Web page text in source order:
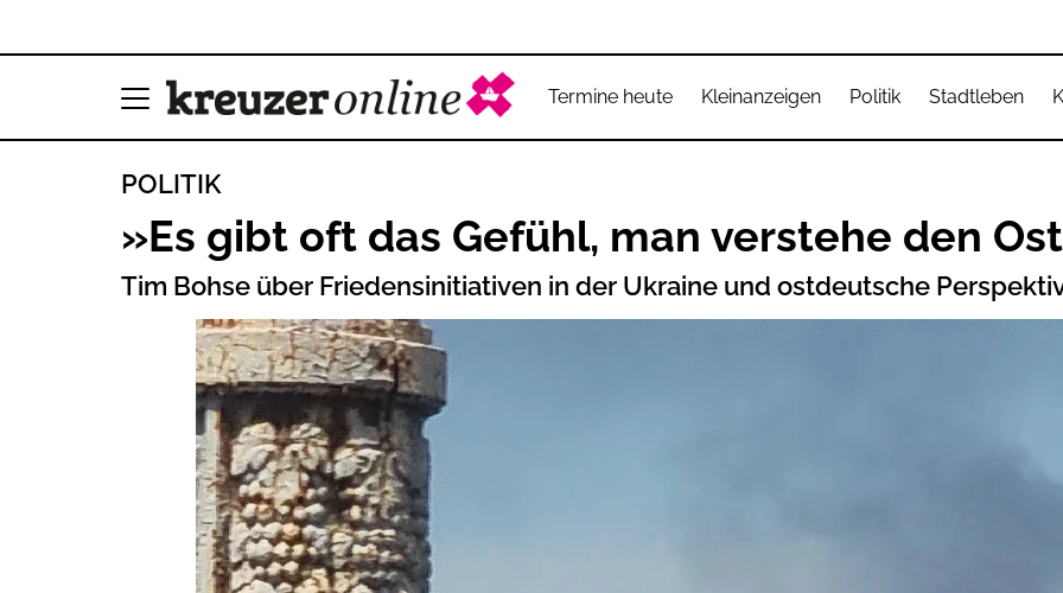
Termine heute Kleinanzeigen Politik Stadtleben
POLITIK
»Es gibt oft das Gefühl, man verstehe den
Tim Bohse über Friedensinitiativen in der Ukraine und ostdeutsche